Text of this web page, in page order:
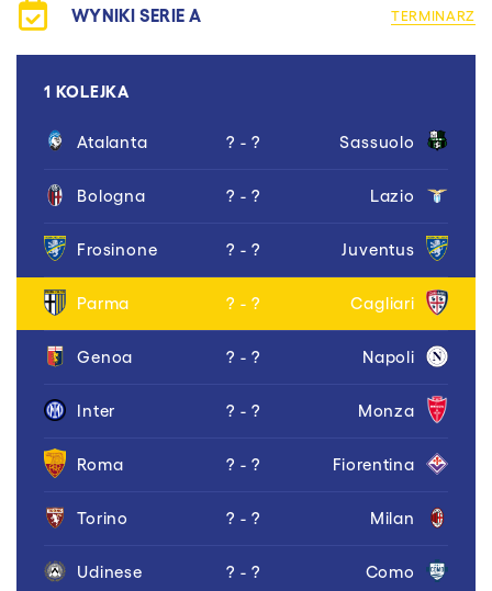
WYNIKI SERIE A TERMINARZ
1 KOLEJKA
Atalanta ? - ? Sassuolo
Bologna ? - ? Lazio
Frosinone ? - ? Juventus
Parma ? - ? Cagliari
Genoa ? - ? Napoli
Inter ? - ? Monza
Roma ? - ? Fiorentina
Torino ? - ? Milan
Udinese ? - ? Como